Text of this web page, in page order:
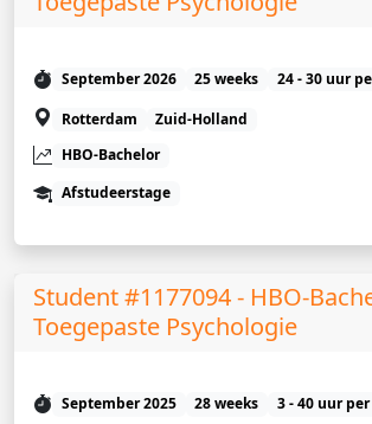
September 2026 25 weeks
24 - 30 uur
Rotterdam
Zuid-Holland
HBO-Bachelor
Afstudeerstage
Student #1177094 - HBO-
Toegepaste Psychologie
September 2025 28 weeks
3 - 40 uur